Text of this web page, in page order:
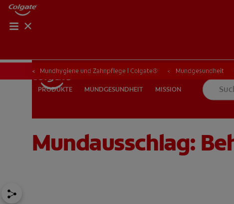
PRODUKTE MUNDGESUNDHEIT
FÜR FACHKREISE CH (DE)
PRODUKTE MUNDGESUNDHEIT MISSION
Mundhygiene und Zahnpflege | Colgate® Mundgesundheit
Mundausschlag: